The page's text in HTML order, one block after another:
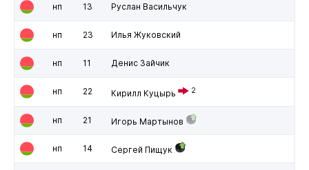
нп 13 Руслан Васильчук
нп 23 Илья Жуковский
нп 11 Денис Зайчик
нп 22 Кирилл Куцырь 2
нп 21 Игорь Мартынов
нп 14 Сергей Пищук